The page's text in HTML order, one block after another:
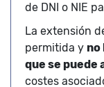
de DNI o NIE
La extensión
permitida y no
que se puede
costes